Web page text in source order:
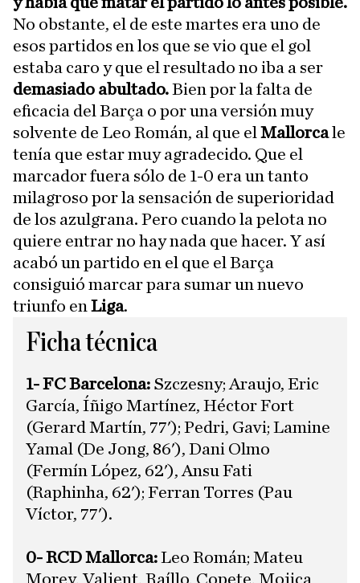
No obstante, el de este martes era uno de
esos partidos en los que se vio que el gol
estaba caro y que el resultado no iba a ser
demasiado abultado.Bien por la falta de
eficacia del Barça o por una versión muy
solvente de Leo Román, al que el Mallorcale
tenía que estar muy agradecido. Que el
marcador fuera sólo de 1-0 era un tanto
milagroso por la sensación de superioridad
de los azulgrana. Pero cuando la pelota no
quiere entrar no hay nada que hacer. Y así
acabó un partido en el que el Barça
consiguió marcar para sumar un nuevo
triunfo en Liga.
Ficha técnica
1- FC Barcelona: Szczesny; Araujo, Eric
García, Íñigo Martínez, Héctor Fort
(Gerard Martín, 77'); Pedri, Gavi; Lamine
Yamal (De Jong, 86'), Dani Olmo
(Fermín López, 62'), Ansu Fati
(Raphinha, 62'); Ferran Torres (Pau
Víctor, 77').
​0- RCD Mallorca:Leo Román; Mateu
Morey, Valjent, Raíllo, Copete, Mojica